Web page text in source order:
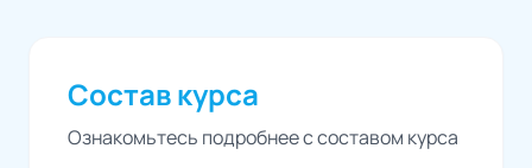
Состав курса
Ознакомьтесь подробнее с составом курса